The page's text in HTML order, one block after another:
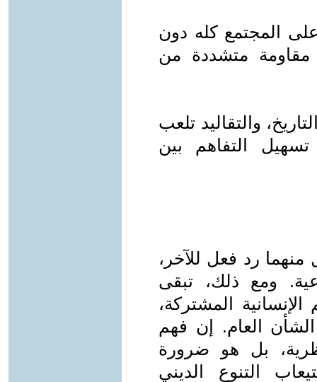
المجتمع كله دون
مقاومة متشددة من
والتقاليد تلعب
التفاهم بين
رد فعل للآخر،
ومع ذلك، تبقى
المشتركة،
العام. إن فهم
بل هو ضرورة
التنوع الديني